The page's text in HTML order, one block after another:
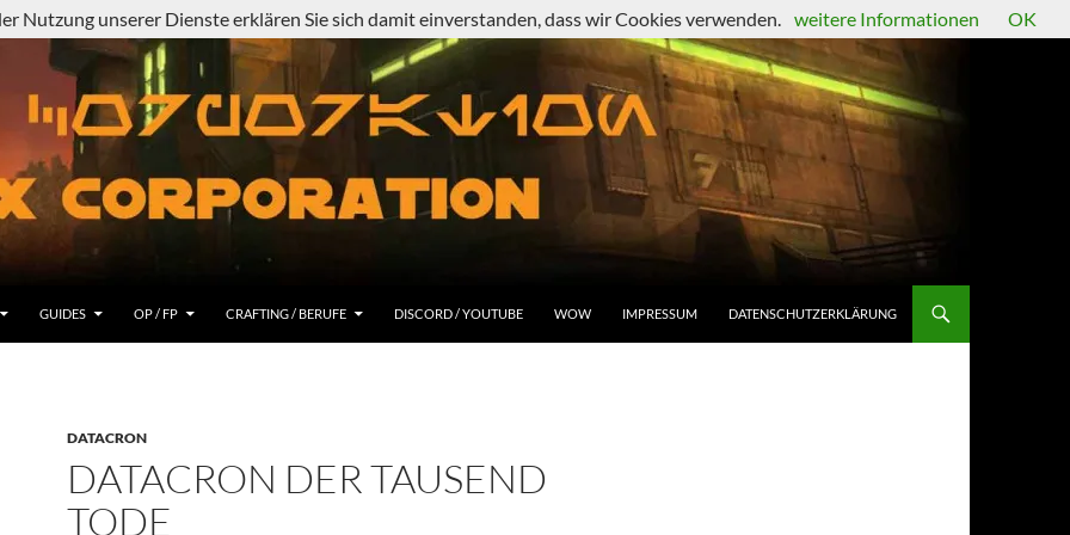
GUIDES OP / FP CRAFTING / BERUFE DISCORD / YOUTUBE WOW IMPRESSUM DATENSCHUTZERKLÄRUNG
DATACRON
DATACRON DER TAUSEND
TODE
Nutzung unserer Dienste erklären Sie sich damit einverstanden, dass wir Cookies verwenden. weitere Informationen OK